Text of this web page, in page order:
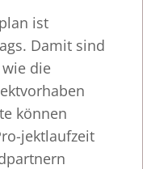
ist
Damit sind
die
können
jektlaufzeit